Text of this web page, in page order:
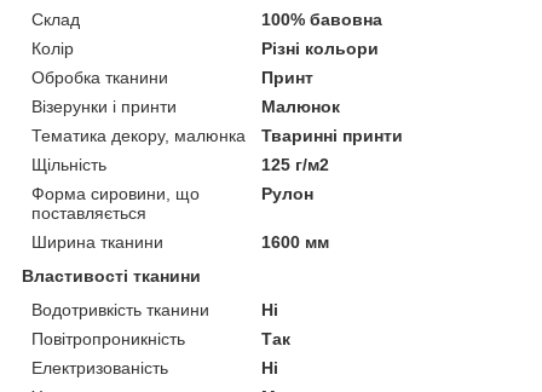
Склад
100% бавовна
Колір
Різні кольори
Обробка тканини
Принт
Візерунки і принти
Малюнок
Тематика декору, малюнка
Тваринні принти
Щільність
125 г/м2
Форма сировини, що
поставляється
Рулон
Ширина тканини
1600 мм
Властивості тканини
Водотривкість тканини
Ні
Повітропроникність
Так
Електризованість
Ні